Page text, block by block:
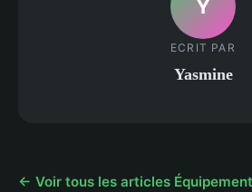
Y
ECRIT PAR
Yasmine
← Voir tous les articles Équipement